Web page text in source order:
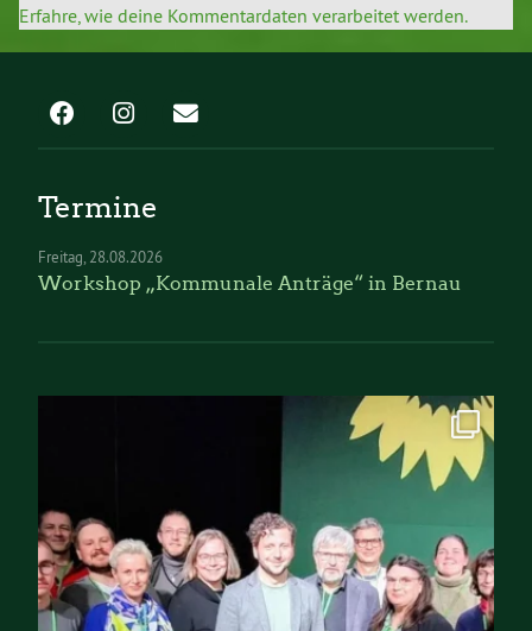
Erfahre, wie deine Kommentardaten verarbeitet werden.
Termine
Freitag 28.08.2026
Workshop „Kommunale Anträge“ in Bernau